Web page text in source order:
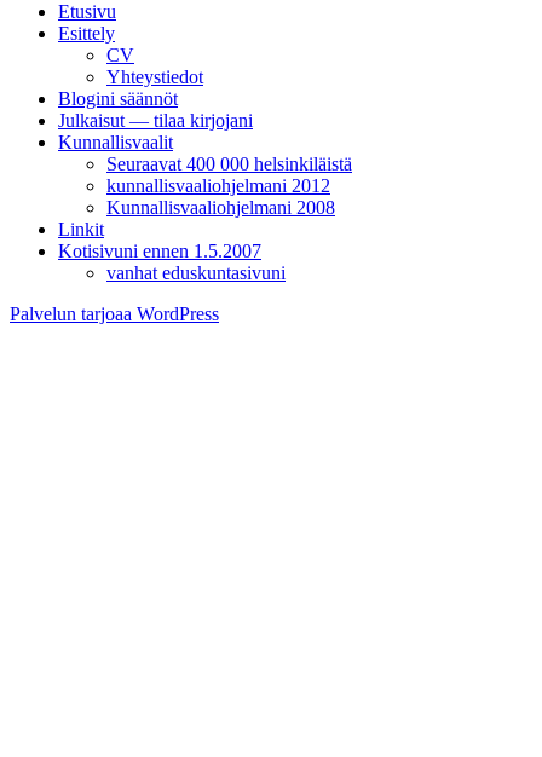
Etusivu
Esittely
CV
Yhteystiedot
Blogini säännöt
Julkaisut — tilaa kirjojani
Kunnallisvaalit
Seuraavat 400 000 helsinkiläistä
kunnallisvaaliohjelmani 2012
Kunnallisvaaliohjelmani 2008
Linkit
Kotisivuni ennen 1.5.2007
vanhat eduskuntasivuni
Palvelun tarjoaa WordPress